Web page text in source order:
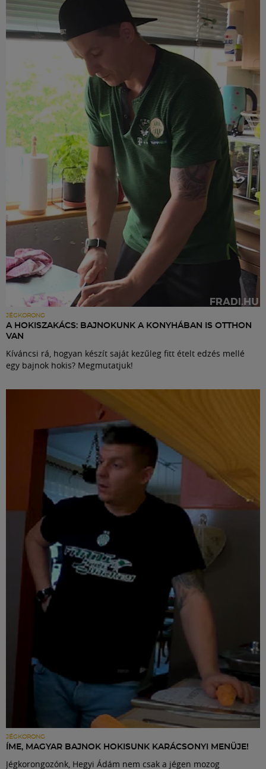
JÉGKORONG
A HOKISZAKÁCS: BAJNOKUNK A KONYHÁBAN IS OTTHON
VAN
Kíváncsi rá, hogyan készít saját kezűleg fitt ételt edzés mellé
egy bajnok hokis? Megmutatjuk!
JÉGKORONG
ÍME, MAGYAR BAJNOK HOKISUNK KARÁCSONYI MENÜJE!
Jégkorongozónk, Hegyi Ádám nem csak a jégen mozog
English